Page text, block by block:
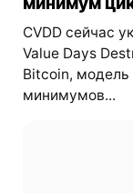
CVDD сейчас
Value Days
Bitcoin, модель
минимумов...